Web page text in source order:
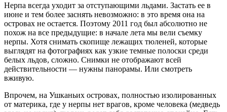
Нерпа всегда уходит за отступающими льдами. Застать ее в
июне и тем более заснять невозможно: в это время она на
островах не остается. Поэтому 2011 год был абсолютно не
похож на все предыдущие: в начале лета мы вели съемку
нерпы. Хотя снимать скопище лежащих тюленей, которые
выглядят на фотографиях как узкие темные полоски среди
белых льдов, сложно. Снимки не отображают всей
действительности — нужны панорамы. Или смотреть
вживую.
Впрочем, на Ушканьих островах, полностью изолированных
от материка, где у нерпы нет врагов, кроме человека (медведь